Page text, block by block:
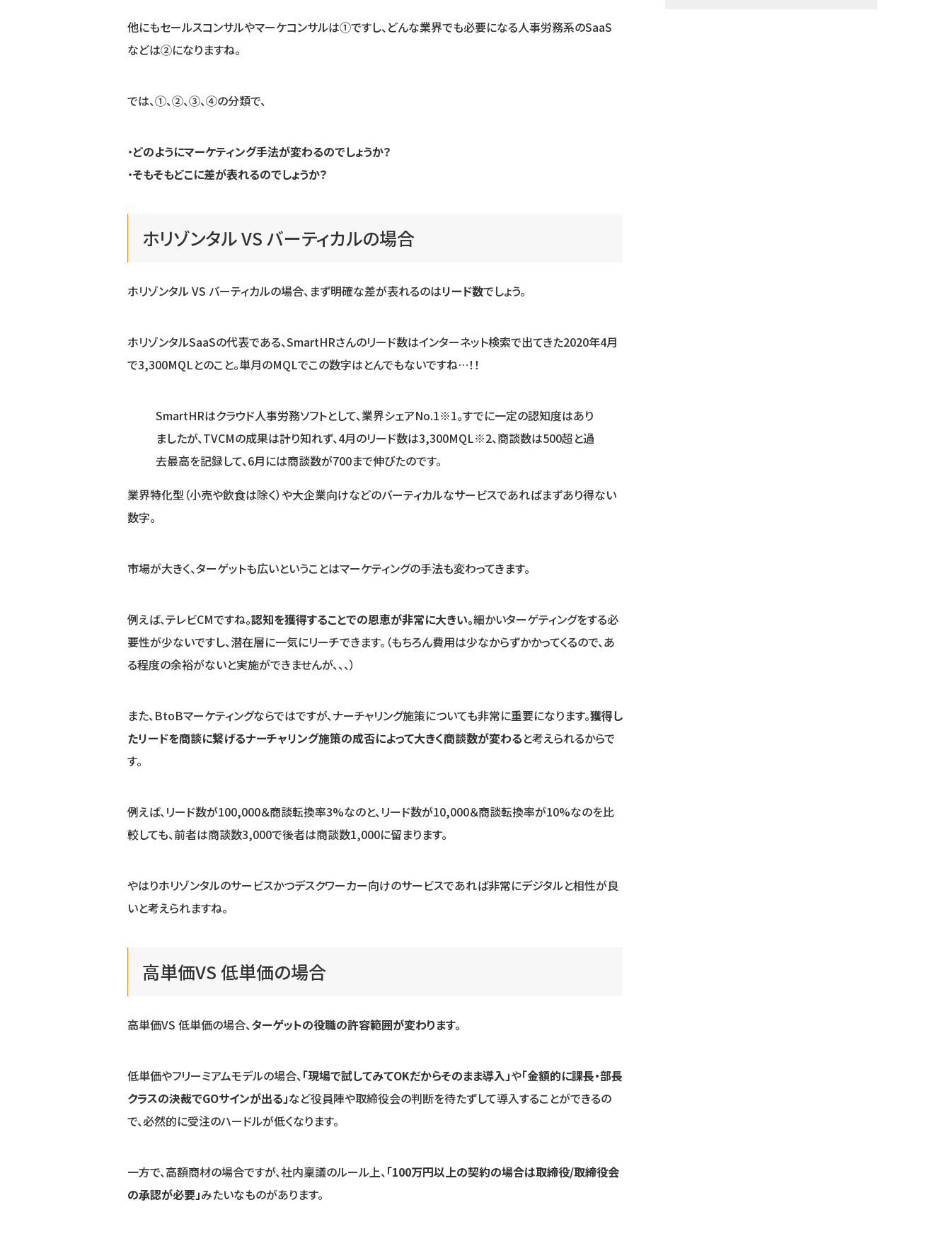
他にもセールスコンサルやマーケコンサルは①ですし、どんな業界でも必要になる人事労務系のSaaS
などは②になりますね。
では、①、②、③、④の分類で、
・どのようにマーケティング手法が変わるのでしょうか？
・そもそもどこに差が表れるのでしょうか？
ホリゾンタル VS バーティカルの場合
ホリゾンタル VS バーティカルの場合、まず明確な差が表れるのはリード数でしょう。
ホリゾンタルSaaSの代表である、SmartHRさんのリード数はインターネット検索で出てきた2020年4月
で3,300MQLとのこと。単月のMQLでこの数字はとんでもないですね…！！
SmartHRはクラウド人事労務ソフトとして、業界シェアNo.1※1。すでに一定の認知度はあり
ましたが、TVCMの成果は計り知れず、4月のリード数は3,300MQL※2、商談数は500超と過
去最高を記録して、6月には商談数が700まで伸びたのです。
業界特化型（小売や飲食は除く）や大企業向けなどのバーティカルなサービスであればまずあり得ない
数字。
市場が大きく、ターゲットも広いということはマーケティングの手法も変わってきます。
例えば、テレビCMですね。認知を獲得することでの恩恵が非常に大きい。細かいターゲティングをする必
要性が少ないですし、潜在層に一気にリーチできます。（もちろん費用は少なからずかかってくるので、あ
る程度の余裕がないと実施ができませんが、、、）
また、BtoBマーケティングならではですが、ナーチャリング施策についても非常に重要になります。獲得し
たリードを商談に繋げるナーチャリング施策の成否によって大きく商談数が変わると考えられるからで
す。
例えば、リード数が100,000＆商談転換率3%なのと、リード数が10,000＆商談転換率が10%なのを比
較しても、前者は商談数3,000で後者は商談数1,000に留まります。
やはりホリゾンタルのサービスかつデスクワーカー向けのサービスであれば非常にデジタルと相性が良
いと考えられますね。
高単価VS 低単価の場合
高単価VS 低単価の場合、ターゲットの役職の許容範囲が変わります。
低単価やフリーミアムモデルの場合、「現場で試してみてOKだからそのまま導入」や「金額的に課長・部長
クラスの決裁でGOサインが出る」など役員陣や取締役会の判断を待たずして導入することができるの
で、必然的に受注のハードルが低くなります。
一方で、高額商材の場合ですが、社内稟議のルール上、「100万円以上の契約の場合は取締役/取締役会
の承認が必要」みたいなものがあります。